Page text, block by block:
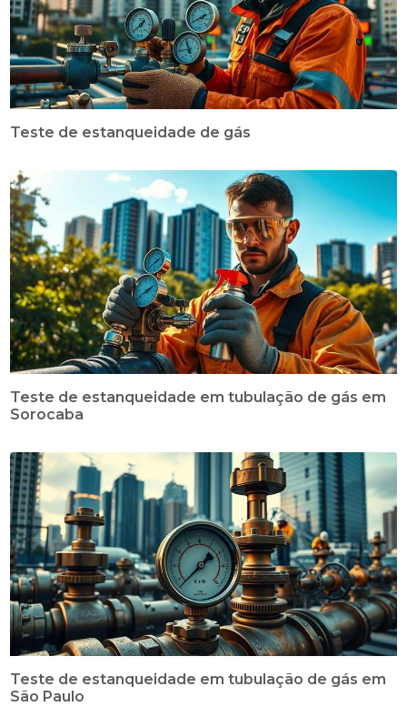
Teste de estanqueidade de gás
Teste de estanqueidade em tubulação de gás em
Sorocaba
Teste de estanqueidade em tubulação de gás em
São Paulo